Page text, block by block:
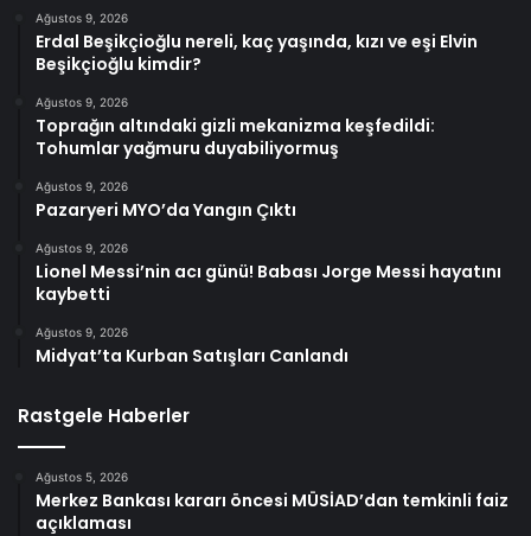
Ağustos 9, 2026
Erdal Beşikçioğlu nereli, kaç yaşında, kızı ve eşi Elvin
Beşikçioğlu kimdir?
Ağustos 9, 2026
Toprağın altındaki gizli mekanizma keşfedildi:
Tohumlar yağmuru duyabiliyormuş
Ağustos 9, 2026
Pazaryeri MYO’da Yangın Çıktı
Ağustos 9, 2026
Lionel Messi’nin acı günü! Babası Jorge Messi hayatını
kaybetti
Ağustos 9, 2026
Midyat’ta Kurban Satışları Canlandı
Rastgele Haberler
Ağustos 5, 2026
Merkez Bankası kararı öncesi MÜSİAD’dan temkinli faiz
açıklaması